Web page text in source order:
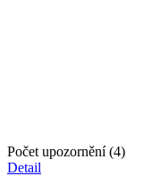
Počet upozornění (4)
Detail